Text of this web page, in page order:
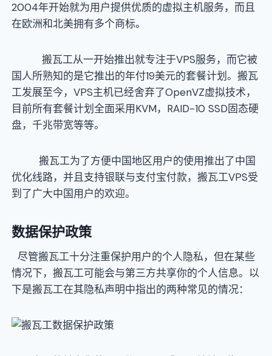
2004年开始就为用户提供优质的虚拟主机服务，而且
在欧洲和北美拥有多个商标。
搬瓦工从一开始推出就专注于VPS服务，而它被
国人所熟知的是它推出的年付19美元的套餐计划。搬瓦
工发展至今，VPS主机已经舍弃了OpenVZ虚拟技术，
目前所有套餐计划全面采用KVM，RAID-10 SSD固态硬
盘，千兆带宽等等。
搬瓦工为了方便中国地区用户的使用推出了中国
优化线路，并且支持银联与支付宝付款，搬瓦工VPS受
到了广大中国用户的欢迎。
数据保护政策
尽管搬瓦工十分注重保护用户的个人隐私，但在某些
情况下，搬瓦工可能会与第三方共享你的个人信息。以
下是搬瓦工在其隐私声明中指出的两种常见的情况：